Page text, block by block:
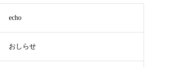
echo
おしらせ